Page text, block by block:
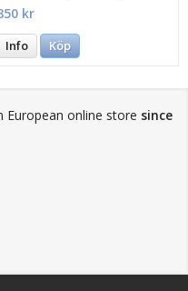
kr
Info Köp
European online store since